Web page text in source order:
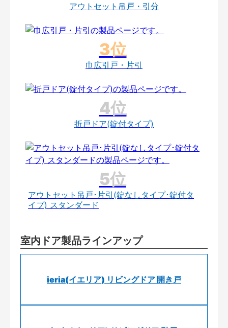
アウトセット吊戸・引分
巾広引戸・片引
折戸ドア(錠付タイプ)
アウトセット吊戸･片引(錠なしタイプ･錠付タ
イプ) スタンダード
室内ドア製品ラインアップ
ieria(イエリア) リビングドア 開き戸